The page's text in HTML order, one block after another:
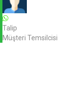
Talip
Müşteri Temsilcisi